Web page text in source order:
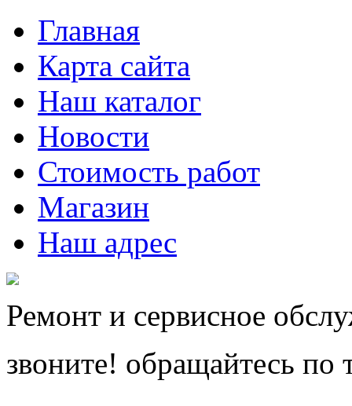
Главная
Карта сайта
Наш каталог
Новости
Стоимость работ
Магазин
Наш адрес
Ремонт и сервисное
звоните! обращайтесь по